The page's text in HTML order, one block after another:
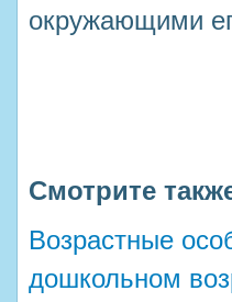
окружающими
Смотрите
Возрастные
дошкольном